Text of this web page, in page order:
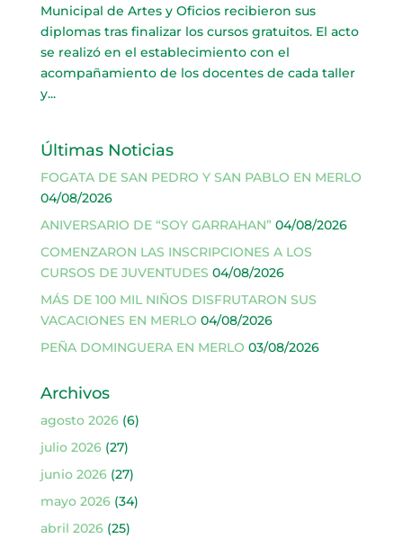
Municipal de Artes y Oficios recibieron sus
diplomas tras finalizar los cursos gratuitos. El acto
se realizó en el establecimiento con el
acompañamiento de los docentes de cada taller
y...
Últimas Noticias
FOGATA DE SAN PEDRO Y SAN PABLO EN MERLO
04/08/2026
ANIVERSARIO DE “SOY GARRAHAN” 04/08/2026
COMENZARON LAS INSCRIPCIONES A LOS
CURSOS DE JUVENTUDES 04/08/2026
MÁS DE 100 MIL NIÑOS DISFRUTARON SUS
VACACIONES EN MERLO 04/08/2026
PEÑA DOMINGUERA EN MERLO 03/08/2026
Archivos
agosto 2026(6)
julio 2026(27)
junio 2026(27)
mayo 2026(34)
abril 2026(25)